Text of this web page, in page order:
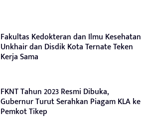
Fakultas Kedokteran dan Ilmu Kesehatan
Unkhair dan Disdik Kota Ternate Teken
Kerja Sama
FKNT Tahun 2023 Resmi Dibuka,
Gubernur Turut Serahkan Piagam KLA ke
Pemkot Tikep